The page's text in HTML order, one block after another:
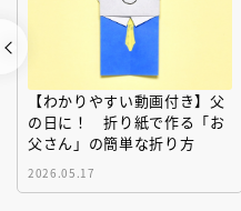
【わかりやすい動画付き】父
の日に！ 折り紙で作る「お
父さん」の簡単な折り方
2026.05.17